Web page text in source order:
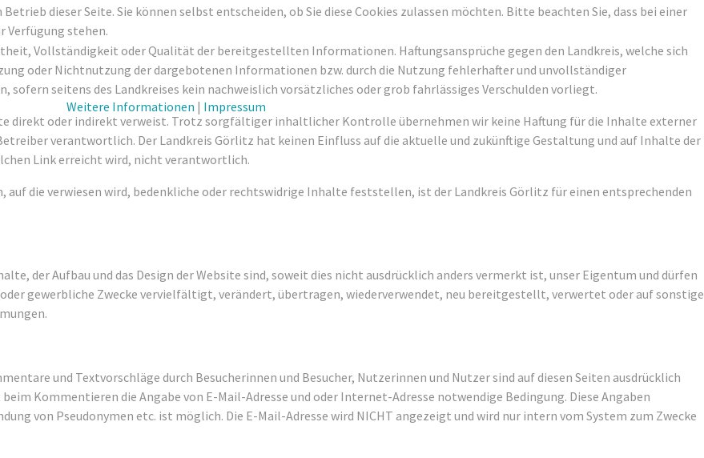
Vollständigkeit oder Qualität der bereitgestellten Informationen. Haftungsansprüche gegen den Landkreis, welche sich
oder Nichtnutzung der dargebotenen Informationen bzw. durch die Nutzung fehlerhafter und unvollständiger
seitens des Landkreises kein nachweislich vorsätzliches oder grob fahrlässiges Verschulden vorliegt.
direkt oder indirekt verweist. Trotz sorgfältiger inhaltlicher Kontrolle übernehmen wir keine Haftung für die Inhalte externer
verantwortlich. Der Landkreis Görlitz hat keinen Einfluss auf die aktuelle und zukünftige Gestaltung und auf Inhalte der
Link erreicht wird, nicht verantwortlich.
die verwiesen wird, bedenkliche oder rechtswidrige Inhalte feststellen, ist der Landkreis Görlitz für einen entsprechenden
der Aufbau und das Design der Website sind, soweit dies nicht ausdrücklich anders vermerkt ist, unser Eigentum und dürfen
gewerbliche Zwecke vervielfältigt, verändert, übertragen, wiederverwendet, neu bereitgestellt, verwertet oder auf sonstige
und Textvorschläge durch Besucherinnen und Besucher, Nutzerinnen und Nutzer sind auf diesen Seiten ausdrücklich
Kommentieren die Angabe von E-Mail-Adresse und oder Internet-Adresse notwendige Bedingung. Diese Angaben
von Pseudonymen etc. ist möglich. Die E-Mail-Adresse wird NICHT angezeigt und wird nur intern vom System zum Zwecke
dieser Seite. Sie können selbst entscheiden, ob Sie diese Cookies zulassen möchten. Bitte beachten Sie, dass bei einer
stehen.
Weitere Informationen | Impressum